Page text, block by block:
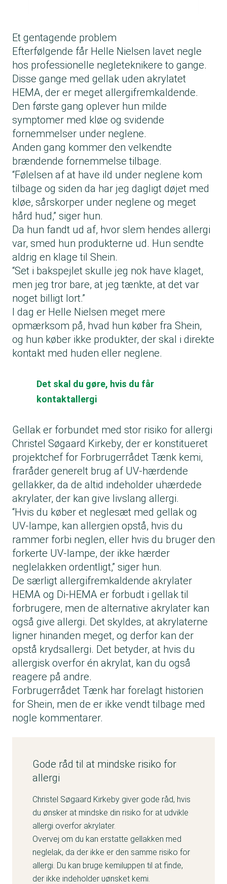
Et gentagende problem
Efterfølgende får Helle Nielsen lavet negle
hos professionelle negleteknikere to gange.
Disse gange med gellak uden akrylatet
HEMA, der er meget allergifremkaldende.
Den første gang oplever hun milde
symptomer med kløe og svidende
fornemmelser under neglene.
Anden gang kommer den velkendte
brændende fornemmelse tilbage.
“Følelsen af at have ild under neglene kom
tilbage og siden da har jeg dagligt døjet med
kløe, sårskorper under neglene og meget
hård hud,” siger hun.
Da hun fandt ud af, hvor slem hendes allergi
var, smed hun produkterne ud. Hun sendte
aldrig en klage til Shein.
“Set i bakspejlet skulle jeg nok have klaget,
men jeg tror bare, at jeg tænkte, at det var
noget billigt lort.”
I dag er Helle Nielsen meget mere
opmærksom på, hvad hun køber fra Shein,
og hun køber ikke produkter, der skal i direkte
kontakt med huden eller neglene.
Det skal du gøre, hvis du får
kontaktallergi
Gellak er forbundet med stor risiko for allergi
Christel Søgaard Kirkeby, der er konstitueret
projektchef for Forbrugerrådet Tænk kemi,
fraråder generelt brug af UV-hærdende
gellakker, da de altid indeholder uhærdede
akrylater, der kan give livslang allergi.
“Hvis du køber et neglesæt med gellak og
UV-lampe, kan allergien opstå, hvis du
rammer forbi neglen, eller hvis du bruger den
forkerte UV-lampe, der ikke hærder
neglelakken ordentligt,” siger hun.
De særligt allergifremkaldende akrylater
HEMA og Di-HEMA er forbudt i gellak til
forbrugere, men de alternative akrylater kan
også give allergi. Det skyldes, at akrylaterne
ligner hinanden meget, og derfor kan der
opstå krydsallergi. Det betyder, at hvis du
allergisk overfor én akrylat, kan du også
reagere på andre.
Forbrugerrådet Tænk har forelagt historien
for Shein, men de er ikke vendt tilbage med
nogle kommentarer.
Gode råd til at mindske risiko for
allergi
Christel Søgaard Kirkeby giver gode råd, hvis
du ønsker at mindske din risiko for at udvikle
allergi overfor akrylater.
Overvej om du kan erstatte gellakken med
neglelak, da der ikke er den samme risiko for
allergi. Du kan bruge kemiluppen til at finde,
der ikke indeholder uønsket kemi.